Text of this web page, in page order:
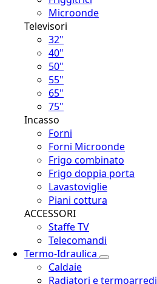
Microonde
Televisori
32"
40"
50"
55"
65"
75"
Incasso
Forni
Forni Microonde
Frigo combinato
Frigo doppia porta
Lavastoviglie
Piani cottura
ACCESSORI
Staffe TV
Telecomandi
Termo-Idraulica
Caldaie
Radiatori e termoarredi